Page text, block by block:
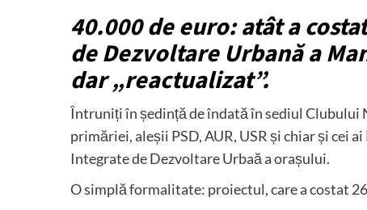
40.000 de euro: atât a
de Dezvoltare Urbană a
dar „reactualizat”.
Întruniți în ședință de îndată în sediul Clubului
primăriei, aleșii PSD, AUR, USR și chiar și cei
Integrate de Dezvoltare Urbaă a orașului.
O simplă formalitate: proiectul, care a costat